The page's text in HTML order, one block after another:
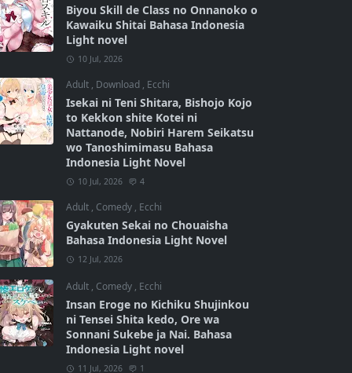
Biyou Skill de Class no Onnanoko o
Kawaiku Shitai Bahasa Indonesia
Light novel
10 Jul, 2026
Adult , Download , Ecchi
Isekai ni Teni Shitara, Bishojo Kojo
to Kekkon shite Kotei ni
Nattanode, Nobiri Harem Seikatsu
wo Tanoshimimasu Bahasa
Indonesia Light Novel
10 Jul, 2026 4
Adult , Comedy , Ecchi
Gyakuten Sekai no Chouaisha
Bahasa Indonesia Light Novel
12 Jul, 2026
Adult , Comedy , Ecchi
Insan Eroge no Kichiku Shujinkou
ni Tensei Shita kedo, Ore wa
Sonnani Sukebe ja Nai. Bahasa
Indonesia Light novel
11 Jul, 2026 1